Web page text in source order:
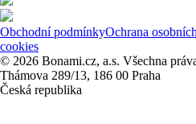
Obchodní podmínkyOchrana
cookies
© 2026 Bonami.cz, a.s. Všechna
Thámova 289/13, 186 00 Praha
Česká republika